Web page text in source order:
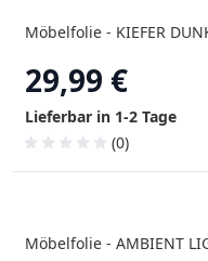
Möbelfolie - KIEFER
29,99 €
Lieferbar in 1-2 Tage
(0)
Möbelfolie - AMBIENT